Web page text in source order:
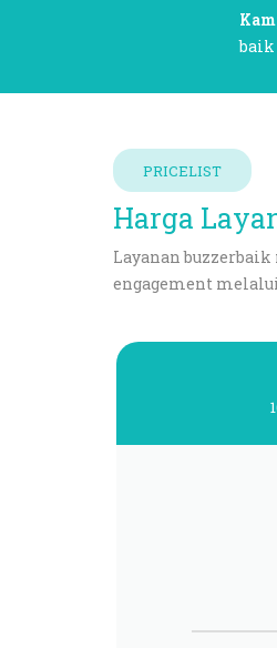
baik
PRICELIST
Harga
Layananbuzzerbaik
engagement